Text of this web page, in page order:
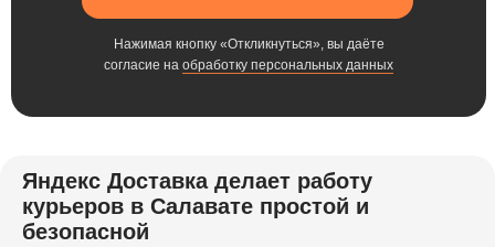
Нажимая кнопку «Откликнуться», вы даёте
согласие на обработку персональных данных
Яндекс Доставка делает работу
курьеров в Салавате простой и
безопасной